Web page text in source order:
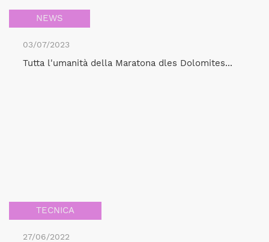
NEWS
03/07/2023
Tutta l'umanità della Maratona dles Dolomites...
TECNICA
27/06/2022